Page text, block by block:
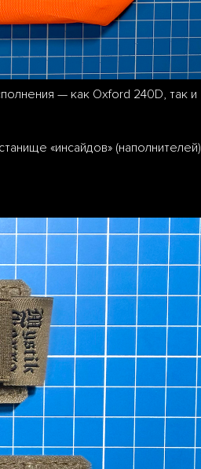
— как Oxford 240D, так и
«инсайдов» (наполнителей)